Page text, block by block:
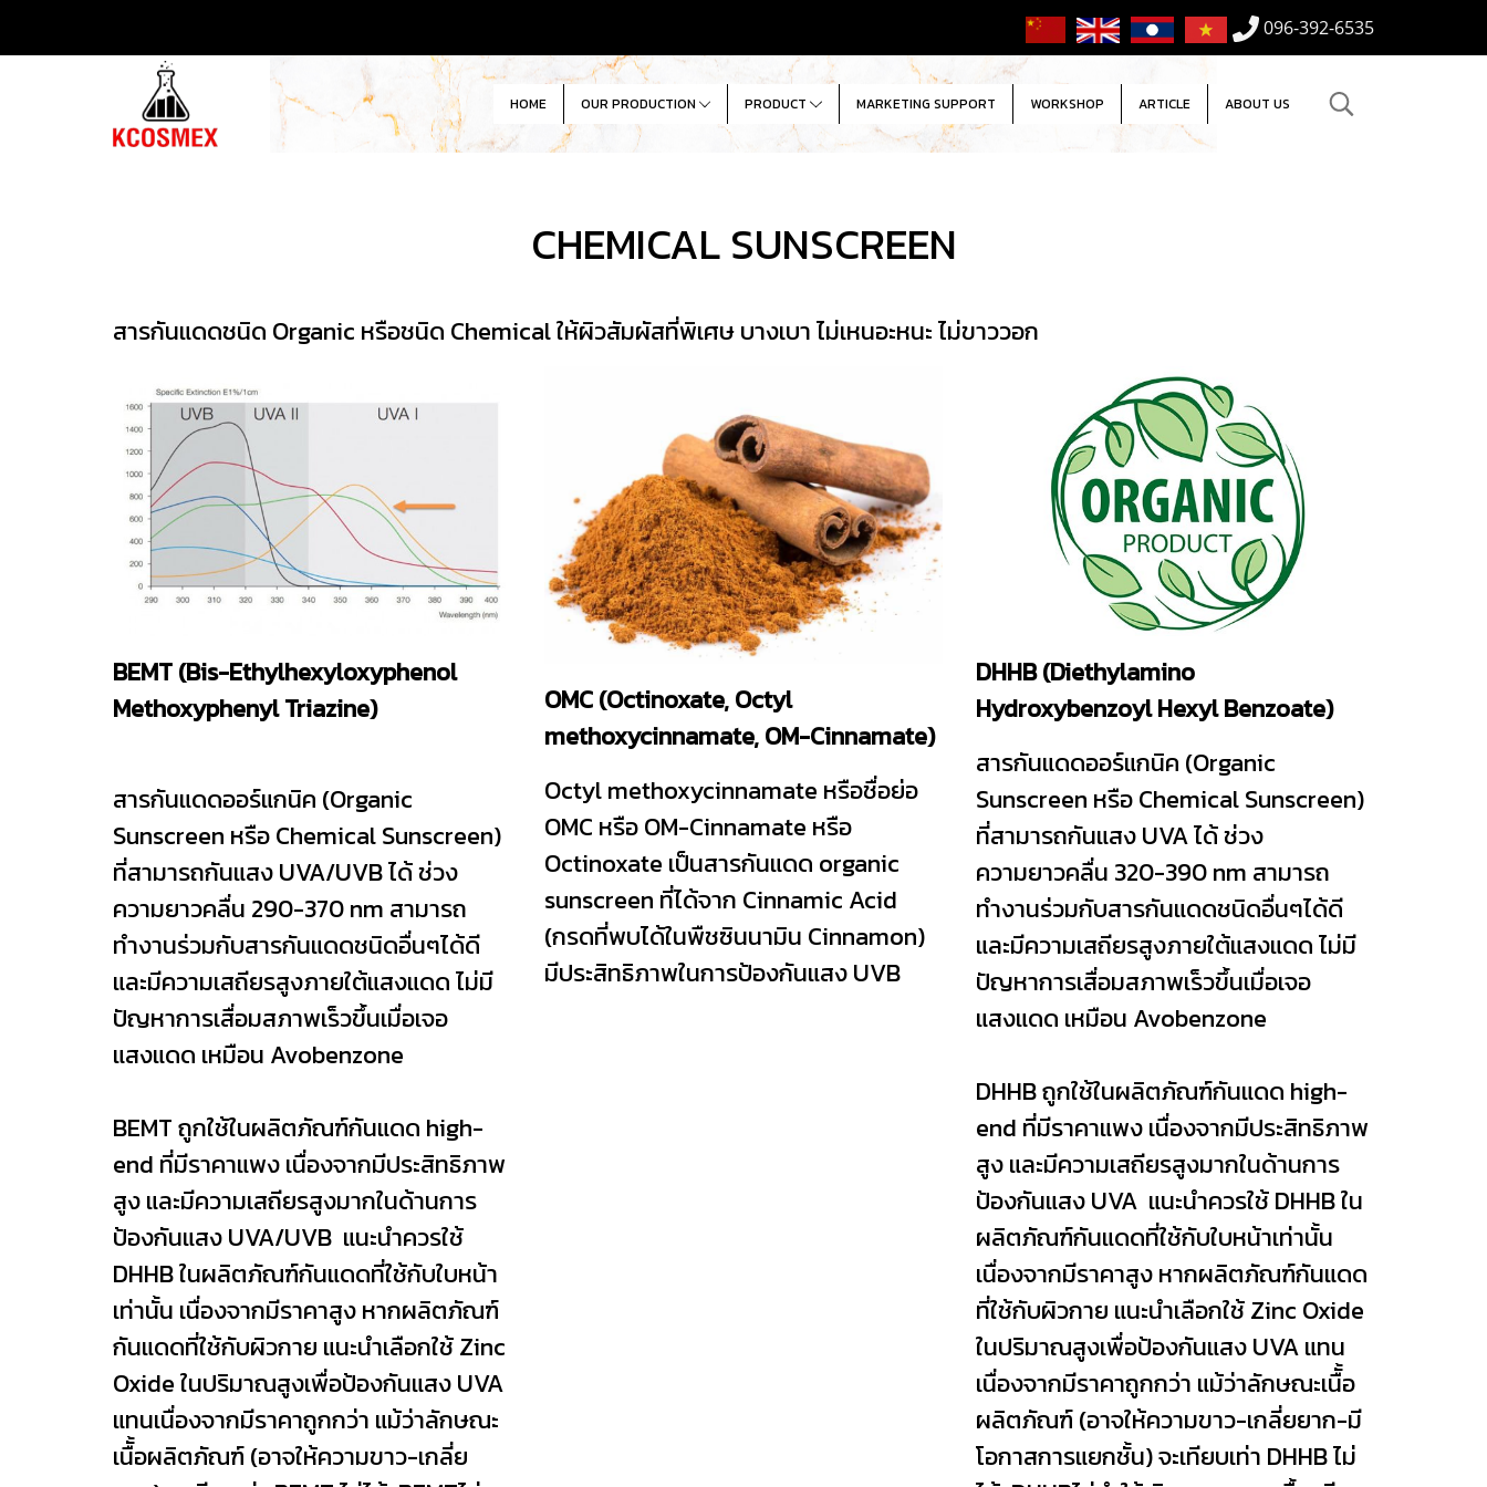
096-392-6535
HOME OUR PRODUCTION PRODUCT MARKETING SUPPORT WORKSHOP ARTICLE ABOUT US
CHEMICAL SUNSCREEN
สารกันแดดชนิด Organic หรือชนิด Chemical ให้ผิวสัมผัสที่พิเศษ บางเบา ไม่เหนอะหนะ ไม่ขาววอก
BEMT (Bis-Ethylhexyloxyphenol
Methoxyphenyl Triazine)
สารกันแดดออร์แกนิค (Organic
Sunscreen หรือ Chemical Sunscreen)
ที่สามารถกันแสง UVA/UVB ได้ ช่วง
ความยาวคลื่น 290-370 nm สามารถ
ทำงานร่วมกับสารกันแดดชนิดอื่นๆได้ดี
และมีความเสถียรสูงภายใต้แสงแดด ไม่มี
ปัญหาการเสื่อมสภาพเร็วขึ้นเมื่อเจอ
แสงแดด เหมือน Avobenzone
BEMT ถูกใช้ในผลิตภัณฑ์กันแดด high-
end ที่มีราคาแพง เนื่องจากมีประสิทธิภาพ
สูง และมีความเสถียรสูงมากในด้านการ
ป้องกันแสง UVA/UVB แนะนำควรใช้
DHHB ในผลิตภัณฑ์กันแดดที่ใช้กับใบหน้า
เท่านั้น เนื่องจากมีราคาสูง หากผลิตภัณฑ์
กันแดดที่ใช้กับผิวกาย แนะนำเลือกใช้ Zinc
Oxide ในปริมาณสูงเพื่อป้องกันแสง UVA
แทนเนื่องจากมีราคาถูกกว่า แม้ว่าลักษณะ
เนืั้อผลิตภัณฑ์ (อาจให้ความขาว-เกลี่ย
OMC (Octinoxate, Octyl
methoxycinnamate, OM-Cinnamate)
Octyl methoxycinnamate หรือชื่อย่อ
OMC หรือ OM-Cinnamate หรือ
Octinoxate เป็นสารกันแดด organic
sunscreen ที่ได้จาก Cinnamic Acid
(กรดที่พบได้ในพืชซินนามิน Cinnamon)
มีประสิทธิภาพในการป้องกันแสง UVB
DHHB (Diethylamino
Hydroxybenzoyl Hexyl Benzoate)
สารกันแดดออร์แกนิค (Organic
Sunscreen หรือ Chemical Sunscreen)
ที่สามารถกันแสง UVA ได้ ช่วง
ความยาวคลื่น 320-390 nm สามารถ
ทำงานร่วมกับสารกันแดดชนิดอื่นๆได้ดี
และมีความเสถียรสูงภายใต้แสงแดด ไม่มี
ปัญหาการเสื่อมสภาพเร็วขึ้นเมื่อเจอ
แสงแดด เหมือน Avobenzone
DHHB ถูกใช้ในผลิตภัณฑ์กันแดด high-
end ที่มีราคาแพง เนื่องจากมีประสิทธิภาพ
สูง และมีความเสถียรสูงมากในด้านการ
ป้องกันแสง UVA แนะนำควรใช้ DHHB ใน
ผลิตภัณฑ์กันแดดที่ใช้กับใบหน้าเท่านั้น
เนื่องจากมีราคาสูง หากผลิตภัณฑ์กันแดด
ที่ใช้กับผิวกาย แนะนำเลือกใช้ Zinc Oxide
ในปริมาณสูงเพื่อป้องกันแสง UVA แทน
เนื่องจากมีราคาถูกกว่า แม้ว่าลักษณะเนืั้อ
ผลิตภัณฑ์ (อาจให้ความขาว-เกลี่ยยาก-มี
โอกาสการแยกชั้น) จะเทียบเท่า DHHB ไม่